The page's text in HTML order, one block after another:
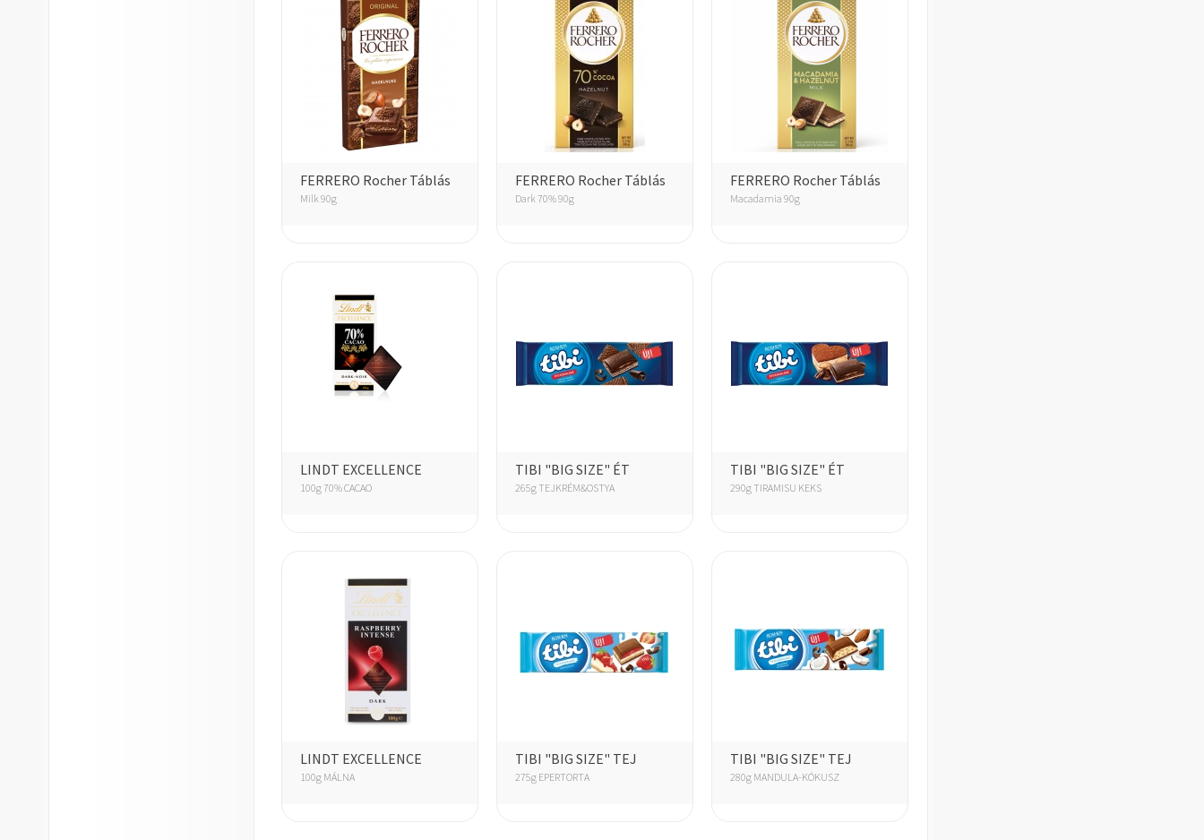
FERRERO Rocher Táblás
Milk 90g
FERRERO Rocher Táblás
Dark 70% 90g
FERRERO Rocher Táblás
Macadamia 90g
LINDT EXCELLENCE
100g 70% CACAO
TIBI "BIG SIZE" ÉT
265g TEJKRÉM&OSTYA
TIBI "BIG SIZE" ÉT
290g TIRAMISU KEKS
LINDT EXCELLENCE
100g MÁLNA
TIBI "BIG SIZE" TEJ
275g EPERTORTA
TIBI "BIG SIZE" TEJ
280g MANDULA-KÓKUSZ